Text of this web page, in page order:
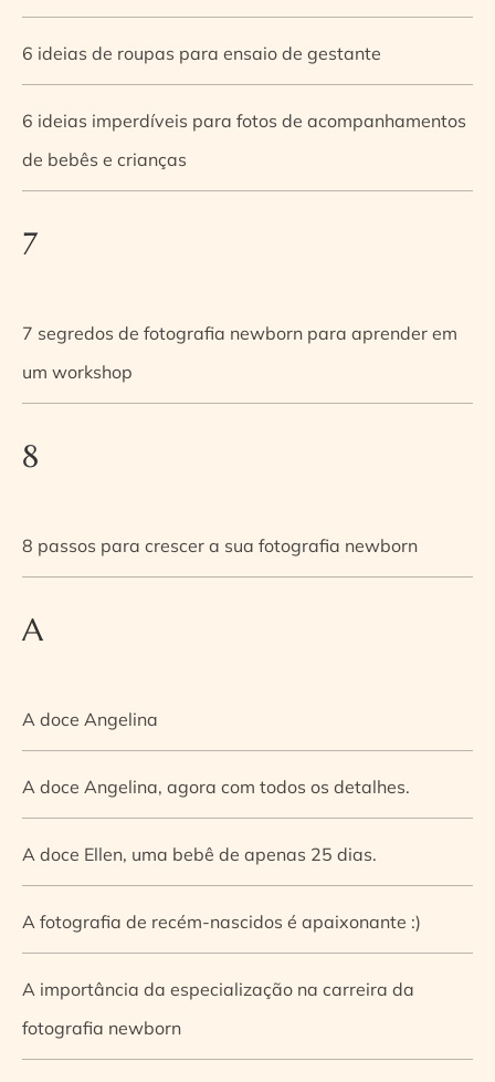
6 ideias de roupas para ensaio de gestante
6 ideias imperdíveis para fotos de acompanhamentos
de bebês e crianças
7
7 segredos de fotografia newborn para aprender em
um workshop
8
8 passos para crescer a sua fotografia newborn
A
A doce Angelina
A doce Angelina, agora com todos os detalhes.
A doce Ellen, uma bebê de apenas 25 dias.
A fotografia de recém-nascidos é apaixonante :)
A importância da especialização na carreira da
fotografia newborn